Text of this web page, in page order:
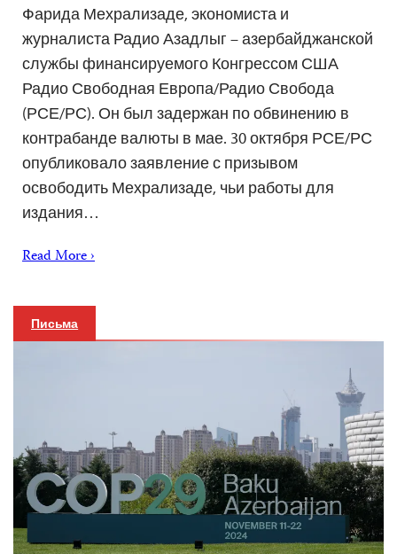
Фарида Мехрализаде, экономиста и
журналиста Радио Азадлыг – азербайджанской
службы финансируемого Конгрессом США
Радио Свободная Европа/Радио Свобода
(РСЕ/РС). Он был задержан по обвинению в
контрабанде валюты в мае. 30 октября РСЕ/РС
опубликовало заявление с призывом
освободить Мехрализаде, чьи работы для
издания…
Read More ›
Письма